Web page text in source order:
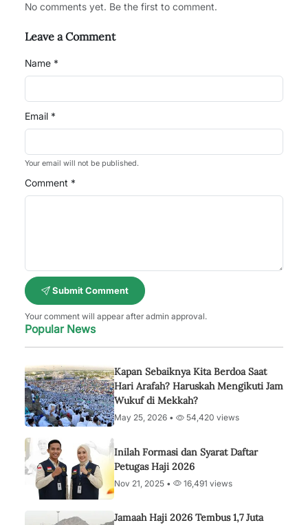
No comments yet. Be the first to comment.
Leave a Comment
Name *
Email *
Your email will not be published.
Comment *
Submit Comment
Your comment will appear after admin approval.
Popular News
Kapan Sebaiknya Kita Berdoa Saat
Hari Arafah? Haruskah Mengikuti Jam
Wukuf di Mekkah?
May 25, 2026 • 54,420 views
Inilah Formasi dan Syarat Daftar
Petugas Haji 2026
Nov 21, 2025 • 16,491 views
Jamaah Haji 2026 Tembus 1,7 Juta